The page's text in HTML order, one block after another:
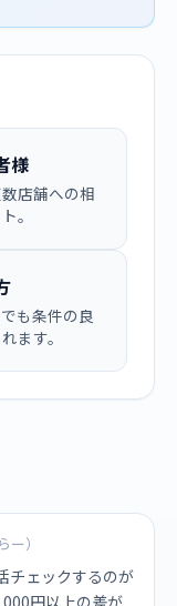
様
店舗への相
。
も条件の良
ます。
）
チェックするのが
円以上の差が